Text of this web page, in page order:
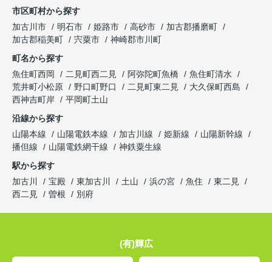
市区町村から探す
加古川市
明石市 姫路市 高砂市
加古郡播磨町
加古郡稲美町
宍粟市
神崎郡市川町
町名から探す
魚住町西岡
二見町西二見 阿弥陀町魚橋
魚住町清水
荒井町小松原
野口町野口 二見町東二見
大久保町西島
西神吉町岸
平岡町土山
沿線から探す
山陽本線
山陽電鉄本線 加古川線 姫新線
山陽新幹線
播但線
山陽電鉄網干線
神鉄粟生線
駅から探す
加古川
宝殿 東加古川 土山 浜の宮 魚住
東二見
西二見
曽根 別府
(有)輝広